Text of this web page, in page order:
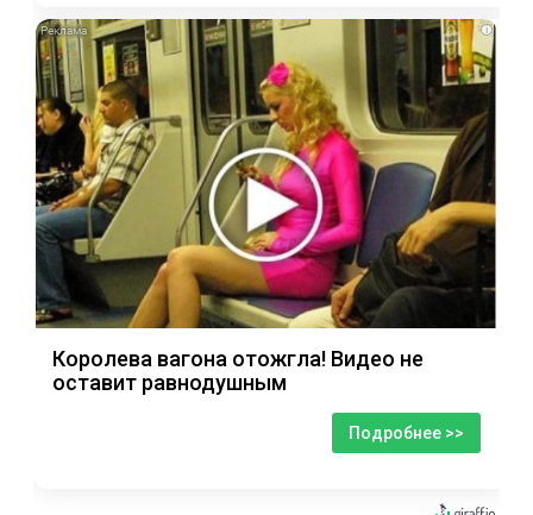
i
Королева вагона отожгла! Видео не
оставит равнодушным
Подробнее >>